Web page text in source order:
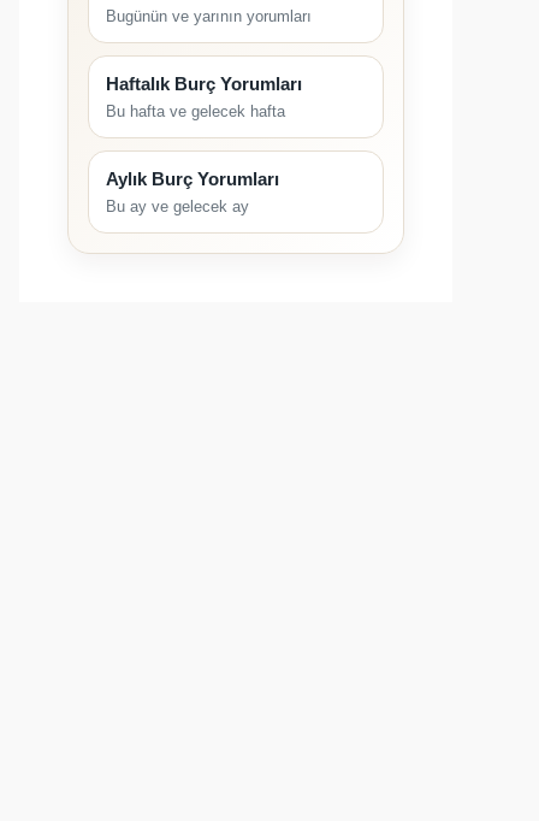
Bugünün ve yarının yorumları
Haftalık Burç Yorumları
Bu hafta ve gelecek hafta
Aylık Burç Yorumları
Bu ay ve gelecek ay